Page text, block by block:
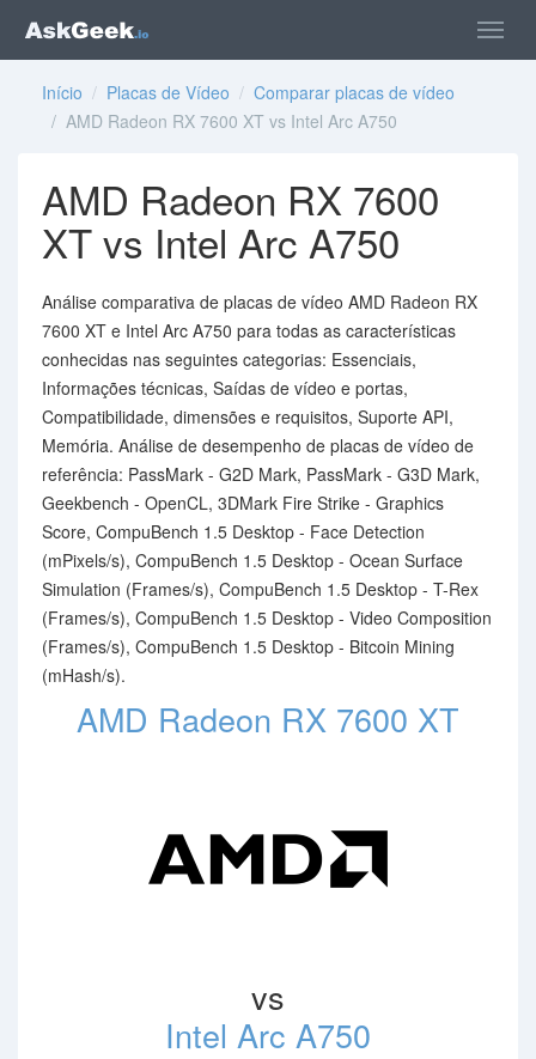
Início / Placas de Vídeo / Comparar placas de vídeo
/ AMD Radeon RX 7600 XT vs Intel Arc A750
AMD Radeon RX 7600
XT vs Intel Arc A750
Análise comparativa de placas de vídeo AMD Radeon RX
7600 XT e Intel Arc A750 para todas as características
conhecidas nas seguintes categorias: Essenciais,
Informações técnicas, Saídas de vídeo e portas,
Compatibilidade, dimensões e requisitos, Suporte API,
Memória. Análise de desempenho de placas de vídeo de
referência: PassMark - G2D Mark, PassMark - G3D Mark,
Geekbench - OpenCL, 3DMark Fire Strike - Graphics
Score, CompuBench 1.5 Desktop - Face Detection
(mPixels/s), CompuBench 1.5 Desktop - Ocean Surface
Simulation (Frames/s), CompuBench 1.5 Desktop - T-Rex
(Frames/s), CompuBench 1.5 Desktop - Video Composition
(Frames/s), CompuBench 1.5 Desktop - Bitcoin Mining
(mHash/s).
AMD Radeon RX 7600 XT
vs
Intel Arc A750